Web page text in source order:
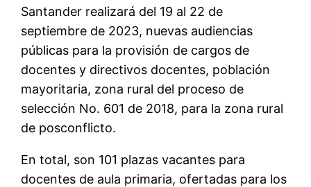
Santander realizará del 19 al 22 de
septiembre de 2023, nuevas audiencias
públicas para la provisión de cargos de
docentes y directivos docentes, población
mayoritaria, zona rural del proceso de
selección No. 601 de 2018, para la zona rural
de posconflicto.
En total, son 101 plazas vacantes para
docentes de aula primaria, ofertadas para los